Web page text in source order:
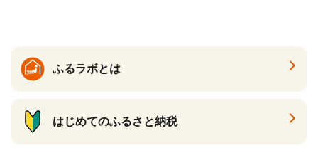
ふるラボとは
はじめてのふるさと納税